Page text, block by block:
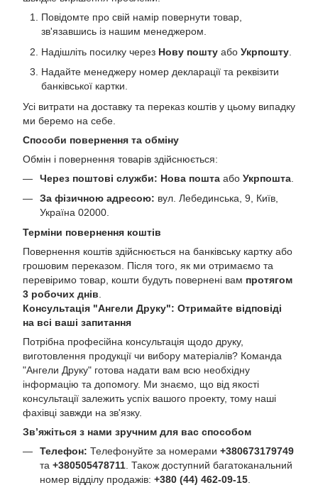
Повідомте про свій намір повернути товар,
зв'язавшись із нашим менеджером.
Надішліть посилку через Нову пошту або Укрпошту
Надайте менеджеру номер декларації та реквізити
банківської картки.
Усі витрати на доставку та переказ коштів у цьому випадку
ми беремо на себе.
Способи повернення та обміну
Обмін і повернення товарів здійснюється:
Через поштові служби: Нова пошта або Укрпошта
За фізичною адресою: вул. Лебединська, 9, Київ,
Україна 02000.
Терміни повернення коштів
Повернення коштів здійснюється на банківську картку або
грошовим переказом. Після того, як ми отримаємо та
перевіримо товар, кошти будуть повернені вам протягом
3 робочих днів.
Консультація "Ангели Друку": Отримайте відповіді
на всі ваші запитання
Потрібна професійна консультація щодо друку,
виготовлення продукції чи вибору матеріалів? Команда
"Ангели Друку" готова надати вам всю необхідну
інформацію та допомогу. Ми знаємо, що від якості
консультації залежить успіх вашого проекту, тому наші
фахівці завжди на зв'язку.
Зв’яжіться з нами зручним для вас способом
Телефон: Телефонуйте за номерами +380673179749
та +380505478711. Також доступний багатоканальний
номер відділу продажів: +380 (44) 462-09-15.